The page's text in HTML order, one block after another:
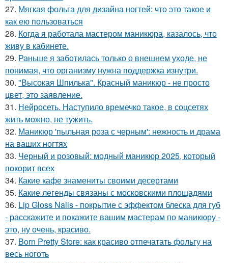
27. Мягкая фольга для дизайна ногтей: что это такое и
как ею пользоваться
28. Когда я работала мастером маникюра, казалось, что
живу в кабинете.
29. Раньше я заботилась только о внешнем уходе, не
понимая, что организму нужна поддержка изнутри.
30. "Высокая Шпилька". Красный маникюр - не просто
цвет, это заявление.
31. Нейросеть. Наступило времечко такое, в соцсетях
жить можно, не тужить.
32. Маникюр 'пыльная роза с черным': нежность и драма
на ваших ногтях
33. Черный и розовый: модный маникюр 2025, который
покорит всех
34. Какие кафе знамениты своими десертами
35. Какие легенды связаны с московскими площадями
36. Lip Gloss Nails - покрытие с эффектом блеска для губ
- расскажите и покажите вашим мастерам по маникюру -
это, ну очень, красиво.
37. Born Pretty Store: как красиво отпечатать фольгу на
весь ноготь